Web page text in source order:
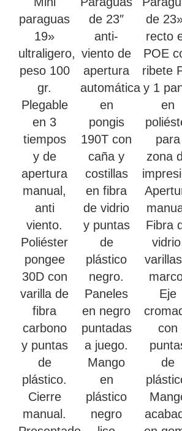
paraguas
19»
ultraligero,
peso 100
gr.
Plegable
en 3
tiempos
y de
apertura
manual,
anti
viento.
Poliéster
pongee
30D con
varilla de
fibra
carbono
y puntas
de
plástico.
Cierre
manual.
de 23″
anti-
viento de
apertura
automática
en
pongis
190T con
caña y
costillas
en fibra
de vidrio
y puntas
de
plástico
negro.
Paneles
en negro
puntadas
a juego.
Mango
en
plástico
negro
de
recto
POE
ribete
y 1
en
para
zona
Fibra
Eje
con
de